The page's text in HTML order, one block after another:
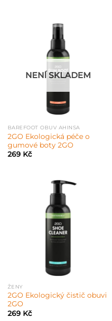
NENÍ SKLADEM
BAREFOOT OBUV AHINSA
2GO Ekologická péče o
gumové boty 2GO
269 Kč
ŽENY
2GO Ekologický čistič obuvi
2GO
269 Kč